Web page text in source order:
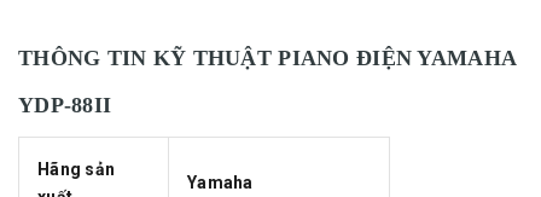
THÔNG TIN KỸ THUẬT PIANO ĐIỆN YAMAHA
YDP-88II
Hãng sản
Yamaha